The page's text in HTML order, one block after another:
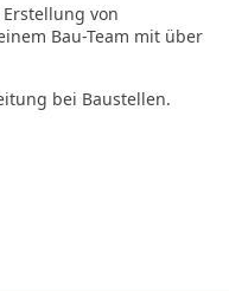
von
Bau-Team mit über
bei Baustellen.